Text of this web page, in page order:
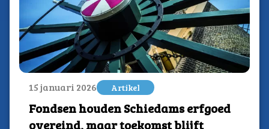
15 januari 2026 Artikel
Fondsen houden Schiedams erfgoed
overeind, maar toekomst blijft